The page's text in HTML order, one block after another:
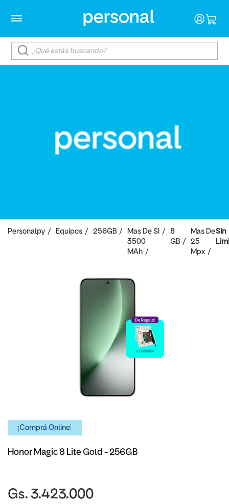
Personalpy Equipos 256GB
Mas De
3500
MAh
SI
8
GB
Mas De
25
Mpx
Sin
¡Comprá Online!
Honor Magic 8 Lite Gold - 256GB
Gs. 3.423.000